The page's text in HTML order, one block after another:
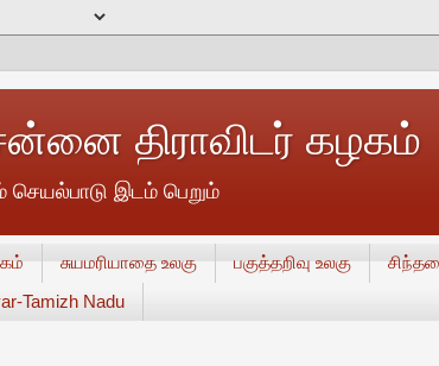
திராவிடர் கழகம்
செயல்பாடு இடம் பெறும்
சுயமரியாதை உலகு பகுத்தறிவு உலகு
Tamizh Nadu